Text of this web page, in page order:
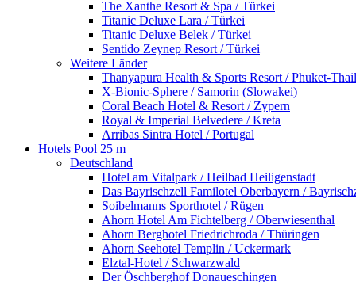
The Xanthe Resort & Spa / Türkei
Titanic Deluxe Lara / Türkei
Titanic Deluxe Belek / Türkei
Sentido Zeynep Resort / Türkei
Weitere Länder
Thanyapura Health & Sports Resort / Phuket-
X-Bionic-Sphere / Samorin (Slowakei)
Coral Beach Hotel & Resort / Zypern
Royal & Imperial Belvedere / Kreta
Arribas Sintra Hotel / Portugal
Hotels Pool 25 m
Deutschland
Hotel am Vitalpark / Heilbad Heiligenstadt
Das Bayrischzell Familotel Oberbayern /
Soibelmanns Sporthotel / Rügen
Ahorn Hotel Am Fichtelberg / Oberwiesenthal
Ahorn Berghotel Friedrichroda / Thüringen
Ahorn Seehotel Templin / Uckermark
Elztal-Hotel / Schwarzwald
Der Öschberghof Donaueschingen